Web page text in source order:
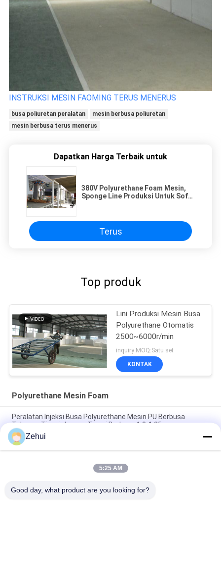
INSTRUKSI MESIN FAOMING TERUS MENERUS
busa poliuretan peralatan
mesin berbusa poliuretan
mesin berbusa terus menerus
Dapatkan Harga Terbaik untuk
380V Polyurethane Foam Mesin,
Sponge Line Produksi Untuk Sofa
Terus
Top produk
Lini Produksi Mesin Busa
Polyurethane Otomatis
2500~6000r/min
inquiry MOQ:Satu set
KONTAK
Polyurethane Mesin Foam
Peralatan Injeksi Busa Polyurethane Mesin PU Berbusa
Tekanan Tinggi dengan Tinggi Berbusa 1.0-1.25m
Pelanggan ditempatkan Polyurethane Foam Machine dengan
dan 1,0-1,25m Foaming Height dikendalikan oleh PLC
Sistem Pemanasan Pemanasan Listrik Tekanan Tinggi Mesin
Zehui
5:25 AM
Good day, what product are you looking for?